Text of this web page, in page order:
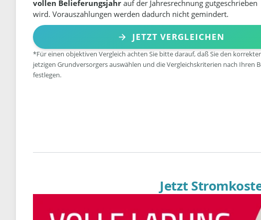
vollen Belieferungsjahr auf der Jahresrechnung gutgeschrieben
wird. Vorauszahlungen werden dadurch nicht gemindert.
JETZT VERGLEICHEN
*Für einen objektiven Vergleich achten Sie bitte darauf, daß Sie den
jetzigen Grundversorgers auswählen und die Vergleichskriterien nach Ihren
festlegen.
Jetzt